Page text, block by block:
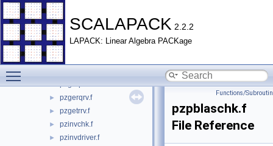
SCALAPACK 2.2.2
LAPACK: Linear Algebra PACKage
► pzdtlaschk.f
► pzgbdriver.f
► pzgbinfo.f
► pzgbmv1.f
► pzgelqrv.f
► pzgeqrrv.f
► pzgerqrv.f
► pzgetrrv.f
► pzinvchk.f
► pzinvdriver.f
Functions/
pzpblaschk.f
File Reference